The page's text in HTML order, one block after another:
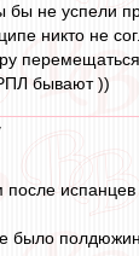
бы не успели
никто не
перемещаться
бывают ))
после
было